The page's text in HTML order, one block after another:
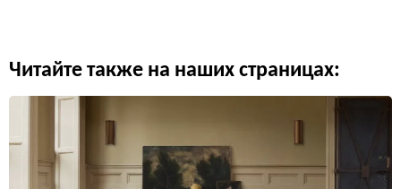
Читайте также на наших страницах: